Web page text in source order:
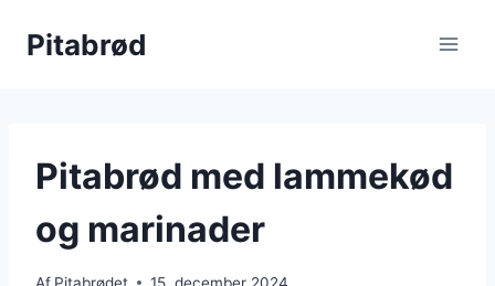
Pitabrød
Pitabrød med lammekød
og marinader
Af Pitabrødet 15. december 2024